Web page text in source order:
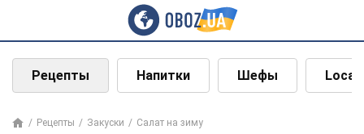
Рецепты Напитки Шефы Local
Рецепты Закуски
Салат на зиму